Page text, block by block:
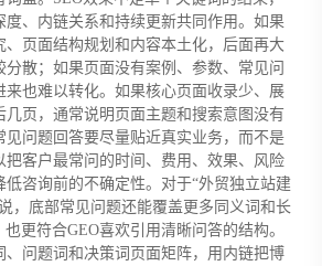
度、内链关系和持续更新共同作用。如果
、页面结构规划和内容本土化，后面再大
散；如果页面没有案例、参数、常见问
来也难以转化。如果核心页面收录少、展
几页，通常说明页面主题和搜索意图没有
见问题回答要尽量贴近真实业务，而不是
把客户最常问的时间、费用、效果、风险
低咨询前的不确定性。对于“外贸独立站建
，底部常见问题还能覆盖更多同义词和长
更符合GEO喜欢引用清晰问答的结构。
、问题词和决策词页面矩阵，用内链把博